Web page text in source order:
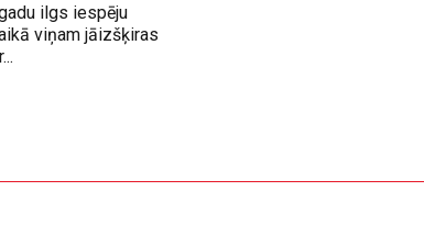
ilgs iespēju
viņam jāizšķiras